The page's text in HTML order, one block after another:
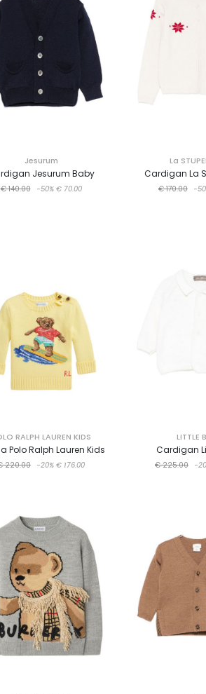
Jesurum
Jesurum Baby
€ 140.00 -50% € 70.00
La
Cardigan La
€ 170.00 -
RALPH LAUREN KIDS
Polo Ralph Lauren Kids
220.00 -20% € 176.00
LITTLE
Cardigan
€ 225.00 -